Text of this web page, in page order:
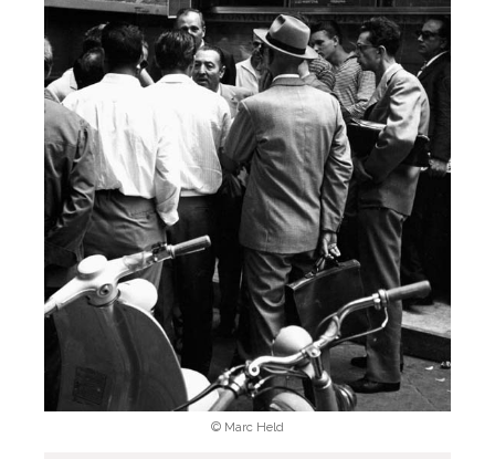
© Marc Held